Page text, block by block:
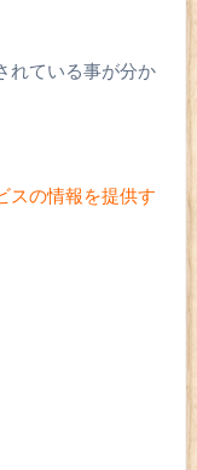
れている事が分か
スの情報を提供す